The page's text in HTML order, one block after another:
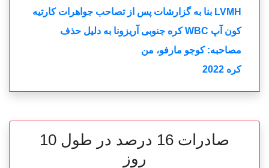
LVMH بنا به گزارشات پس از تصاحب جواهرات کارتیه
کون آپ WBC کره جنوبی آریزونا به دلیل حذف
مصاحبه: کوجو مارفو، من
کره 2022
صادرات 16 درصد در طول 10
روز